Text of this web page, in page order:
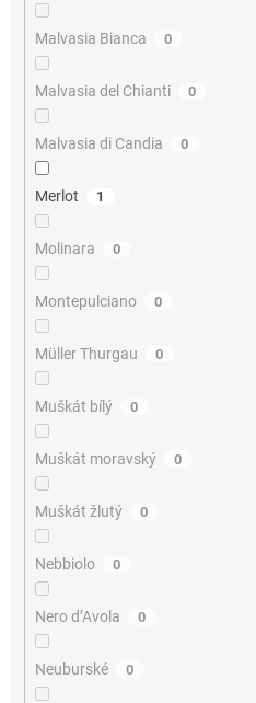
Malvasia Bianca 0
Malvasia del Chianti 0
Malvasia di Candia 0
Merlot 1
Molinara 0
Montepulciano 0
Müller Thurgau 0
Muškát bílý 0
Muškát moravský 0
Muškát žlutý 0
Nebbiolo 0
Nero d’Avola 0
Neuburské 0